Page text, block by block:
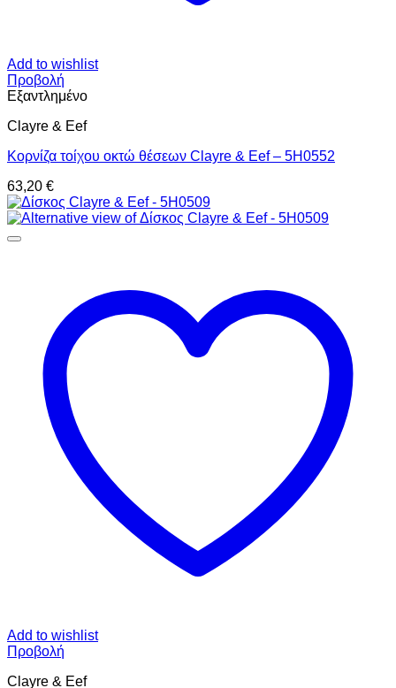
Add to wishlist
Προβολή
Εξαντλημένο
Clayre & Eef
Κορνίζα τοίχου οκτώ θέσεων Clayre & Eef – 5H0552
63,20 €
Add to wishlist
Προβολή
Clayre & Eef